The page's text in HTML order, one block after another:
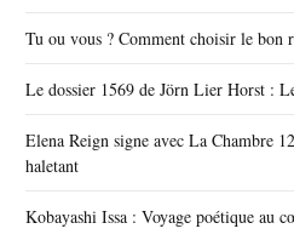
Tu ou vous ? Comment choisir le bon
Le dossier 1569 de Jörn Lier Horst :
Elena Reign signe avec La Chambre
haletant
Kobayashi Issa : Voyage poétique au